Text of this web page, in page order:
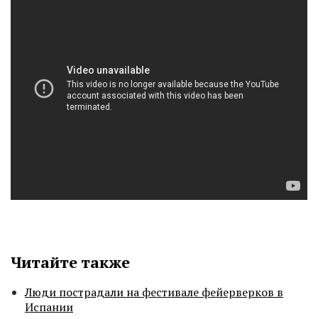
Читайте также
Люди пострадали на фестивале фейерверков в
Испании